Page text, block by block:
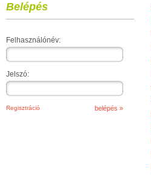
Belépés
Felhasználónév:
Jelszó:
Regisztráció